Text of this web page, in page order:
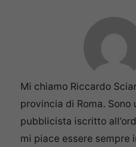
Mi chiamo Riccardo
provincia di Roma. Sono
pubblicista iscritto
mi piace essere sempre